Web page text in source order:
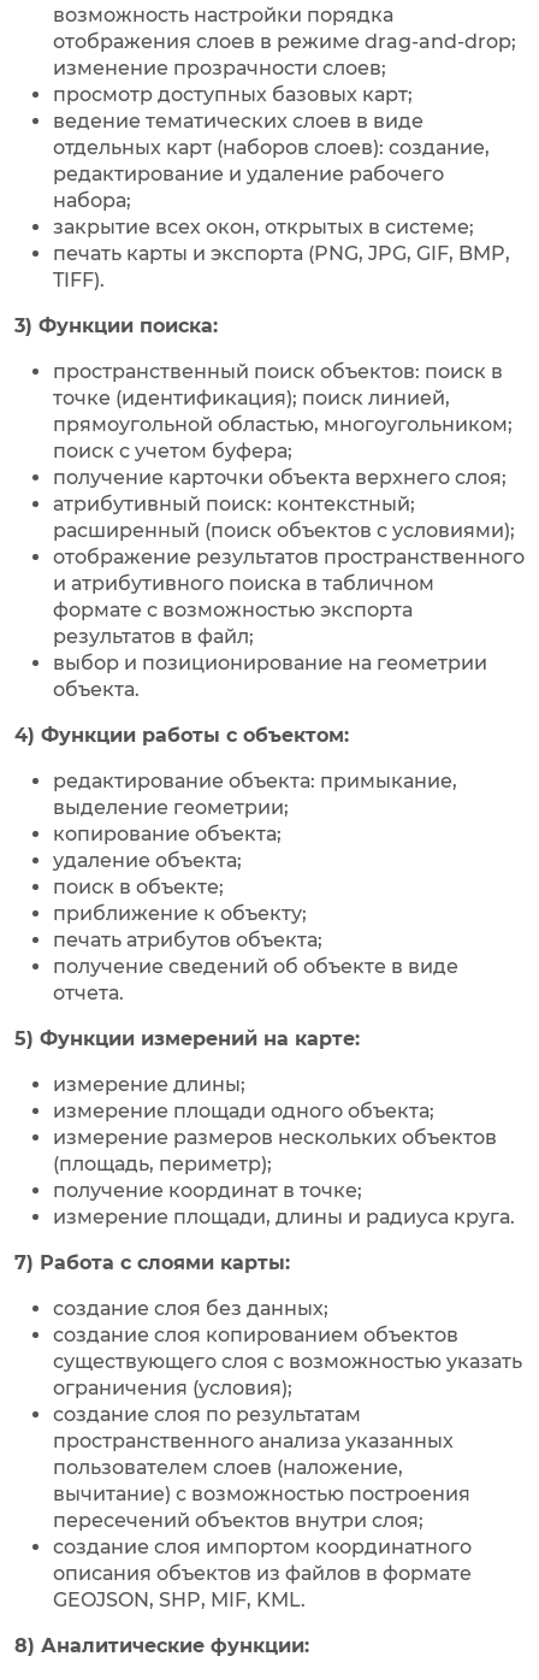
возможность настройки порядка
отображения слоев в режиме drag-and-drop;
изменение прозрачности слоев;
просмотр доступных базовых карт;
ведение тематических слоев в виде
отдельных карт (наборов слоев): создание,
редактирование и удаление рабочего
набора;
закрытие всех окон, открытых в системе;
печать карты и экспорта (PNG, JPG, GIF, BMP,
TIFF).
3) Функции поиска:
пространственный поиск объектов: поиск в
точке (идентификация); поиск линией,
прямоугольной областью, многоугольником;
поиск с учетом буфера;
получение карточки объекта верхнего слоя;
атрибутивный поиск: контекстный;
расширенный (поиск объектов с условиями);
отображение результатов пространственного
и атрибутивного поиска в табличном
формате с возможностью экспорта
результатов в файл;
выбор и позиционирование на геометрии
объекта.
4) Функции работы с объектом:
редактирование объекта: примыкание,
выделение геометрии;
копирование объекта;
удаление объекта;
поиск в объекте;
приближение к объекту;
печать атрибутов объекта;
получение сведений об объекте в виде
отчета.
5) Функции измерений на карте:
измерение длины;
измерение площади одного объекта;
измерение размеров нескольких объектов
(площадь, периметр);
получение координат в точке;
измерение площади, длины и радиуса круга.
7) Работа с слоями карты:
создание слоя без данных;
создание слоя копированием объектов
существующего слоя с возможностью указать
ограничения (условия);
создание слоя по результатам
пространственного анализа указанных
пользователем слоев (наложение,
вычитание) с возможностью построения
пересечений объектов внутри слоя;
создание слоя импортом координатного
описания объектов из файлов в формате
GEOJSON, SHP, MIF, KML.
8) Аналитические функции: